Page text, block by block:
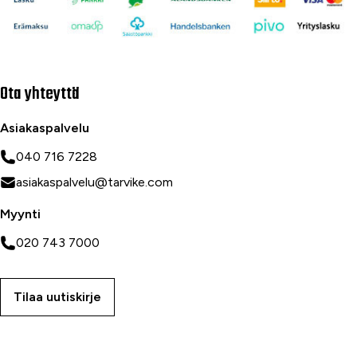
Ota yhteyttä
Asiakaspalvelu
040 716 7228
asiakaspalvelu@tarvike.com
Myynti
020 743 7000
Tilaa uutiskirje